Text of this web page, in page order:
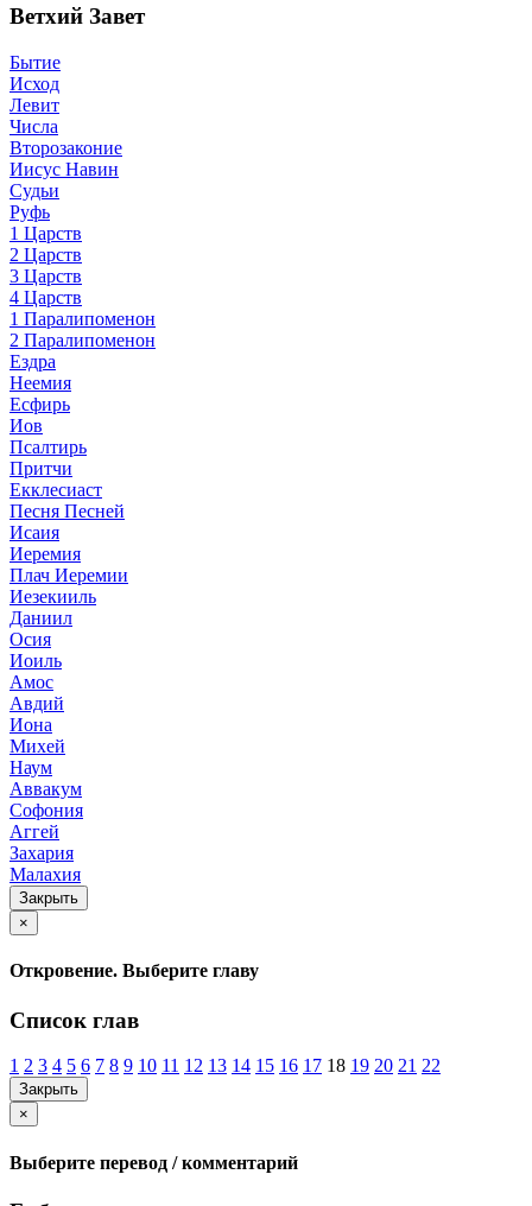
Ветхий Завет
Бытие
Исход
Левит
Числа
Второзаконие
Иисус Навин
Судьи
Руфь
1 Царств
2 Царств
3 Царств
4 Царств
1 Паралипоменон
2 Паралипоменон
Ездра
Неемия
Есфирь
Иов
Псалтирь
Притчи
Екклесиаст
Песня Песней
Исаия
Иеремия
Плач Иеремии
Иезекииль
Даниил
Осия
Иоиль
Амос
Авдий
Иона
Михей
Наум
Аввакум
Софония
Аггей
Захария
Малахия
Закрыть
×
Откровение. Выберите главу
Список глав
1 2 3 4 5 6 7 8 9 10 11 12 13 14 15 16 17 18 19 20 21 22
Закрыть
×
Выберите перевод / комментарий